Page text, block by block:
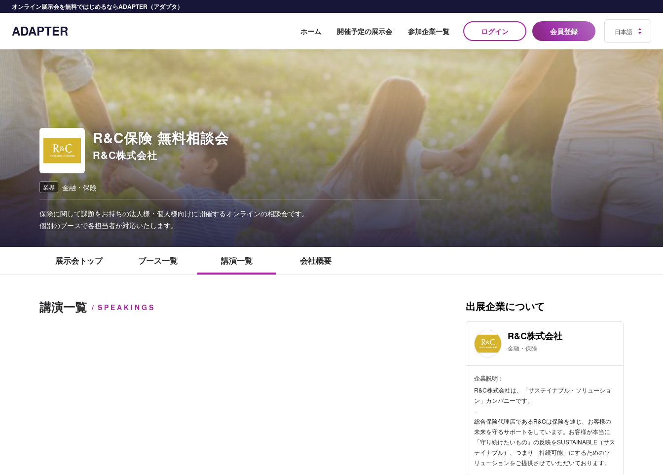
オンライン展示会を無料ではじめるならADAPTER（アダプタ）
ADAPTER ホーム 開催予定の展示会 参加企業一覧 ログイン 会員登録
R&C保険 無料相談会
R&C株式会社
業界 金融・保険
保険に関して課題をお持ちの法人様・個人様向けに開催するオンラインの相談会です。
個別のブースで各担当者が対応いたします。
展示会トップ ブース一覧 講演一覧 会社概要
講演一覧 SPEAKINGS 出展企業について
R&C株式会社
金融・保険
企業説明：
R&C株式会社は、「サステイナブル・ソリューショ
ン」カンパニーです。
.
総合保険代理店であるR&Cは保険を通じ、お客様の
未来を守るサポートをしています。お客様が本当に
「守り続けたいもの」の反映をSUSTAINABLE（サス
テイナブル）、つまり「持続可能」にするためのソ
リューションをご提供させていただいております。